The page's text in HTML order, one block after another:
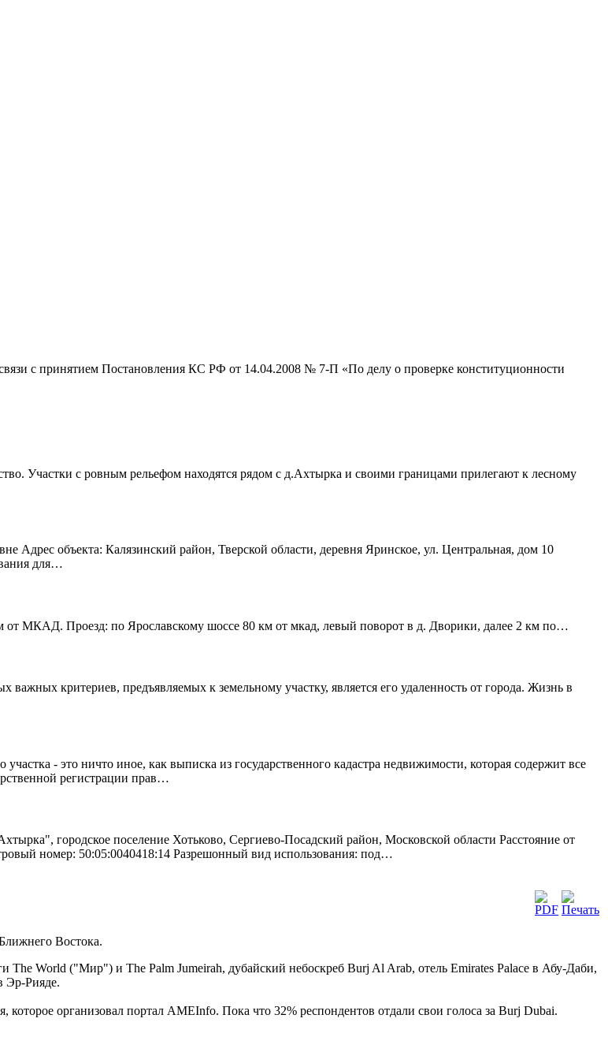
с принятием Постановления КС РФ от 14.04.2008 № 7-П «По делу о проверке конституционности
Участки с ровным рельефом находятся рядом с д.Ахтырка и своими границами прилегают к лесному
Адрес объекта: Калязинский район, Тверской области, деревня Яринское, ул. Центральная, дом 10
для…
от МКАД. Проезд: по Ярославскому шоссе 80 км от мкад, левый поворот в д. Дворики, далее 2 км по…
критериев, предъявляемых к земельному участку, является его удаленность от города. Жизнь в
- это ничто иное, как выписка из государственного кадастра недвижимости, которая содержит все
регистрации прав…
городское поселение Хотьково, Сергиево-Посадский район, Московской области Расстояние от
номер: 50:05:0040418:14 Разрешонный вид использования: под…
Востока.
World ("Мир") и The Palm Jumeirah, дубайский небоскреб Burj Al Arab, отель Emirates Palace в Абу-Даби,
Эр-Рияде.
которое организовал портал AMEInfo. Пока что 32% респондентов отдали свои голоса за Burj Dubai.